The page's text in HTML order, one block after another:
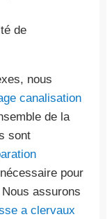
de
nous
canalisation
de la
sont
pour
assurons
a clervaux